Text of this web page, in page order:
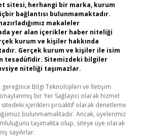
sitesi, herhangi bir marka, kurum
bağlantısı bulunmamaktadır.
makaleler
yer alan içerikler haber niteliği
kurum ve kişiler hakkında
Gerçek kurum ve kişiler ile isim
tesadüfidir. Sitemizdeki bilgiler
niteliği taşımazlar.
gereğince Bilgi Teknolojileri ve İletişim
bir Yer Sağlayıcı olarak hizmet
içerikleri proaktif olarak denetleme
bulunmamaktadır. Ancak, üyelerimiz
taşımakta olup, siteye üye olarak
sayılırlar.